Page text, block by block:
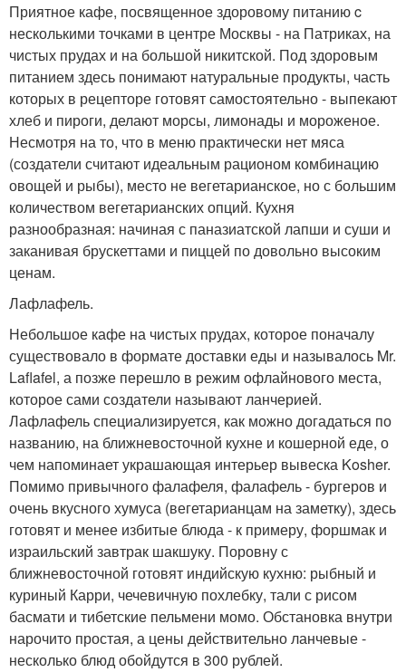
Приятное кафе, посвященное здоровому питанию c
несколькими точками в центре Москвы - на Патриках, на
чистых прудах и на большой никитской. Под здоровым
питанием здесь понимают натуральные продукты, часть
которых в рецепторе готовят самостоятельно - выпекают
хлеб и пироги, делают морсы, лимонады и мороженое.
Несмотря на то, что в меню практически нет мяса
(создатели считают идеальным рационом комбинацию
овощей и рыбы), место не вегетарианское, но с большим
количеством вегетарианских опций. Кухня
разнообразная: начиная с паназиатской лапши и суши и
заканивая брускеттами и пиццей по довольно высоким
ценам.
Лафлафель.
Небольшое кафе на чистых прудах, которое поначалу
существовало в формате доставки еды и называлось Mr.
Laflafel, а позже перешло в режим офлайнового места,
которое сами создатели называют ланчерией.
Лафлафель специализируется, как можно догадаться по
названию, на ближневосточной кухне и кошерной еде, о
чем напоминает украшающая интерьер вывеска Kosher.
Помимо привычного фалафеля, фалафель - бургеров и
очень вкусного хумуса (вегетарианцам на заметку), здесь
готовят и менее избитые блюда - к примеру, форшмак и
израильский завтрак шакшуку. Поровну с
ближневосточной готовят индийскую кухню: рыбный и
куриный Карри, чечевичную похлебку, тали с рисом
басмати и тибетские пельмени момо. Обстановка внутри
нарочито простая, а цены действительно ланчевые -
несколько блюд обойдутся в 300 рублей.